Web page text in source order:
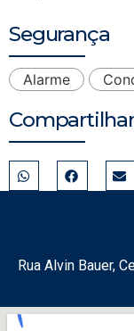
Segurança
Alarme
Rua Alvin Bauer,